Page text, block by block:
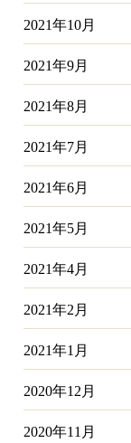
2021年10月
2021年9月
2021年8月
2021年7月
2021年6月
2021年5月
2021年4月
2021年2月
2021年1月
2020年12月
2020年11月